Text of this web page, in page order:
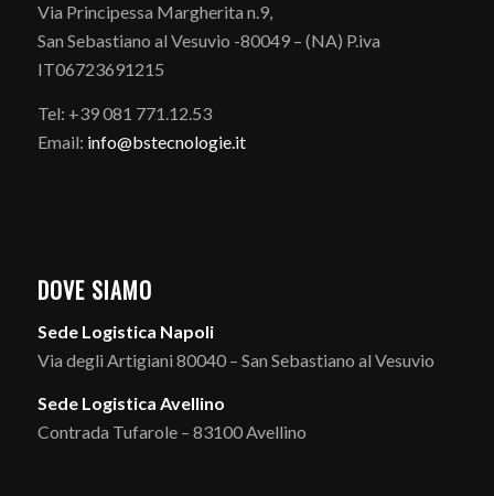
Via Principessa Margherita n.9,
San Sebastiano al Vesuvio -80049 – (NA) P.iva
IT06723691215
Tel: +39 081 771.12.53
Email: info@bstecnologie.it
DOVE SIAMO
Sede Logistica Napoli
Via degli Artigiani 80040 – San Sebastiano al Vesuvio
Sede Logistica Avellino
Contrada Tufarole – 83100 Avellino